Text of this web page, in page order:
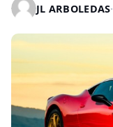
JL ARBOLEDAS·